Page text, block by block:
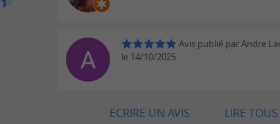
Avis publié par Andre
le 14/10/2025
LIRE
ECRIRE UN AVIS